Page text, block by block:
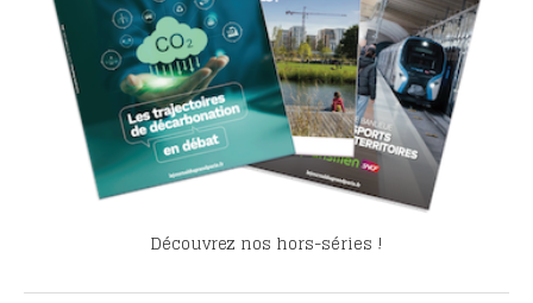
Découvrez nos hors-séries !